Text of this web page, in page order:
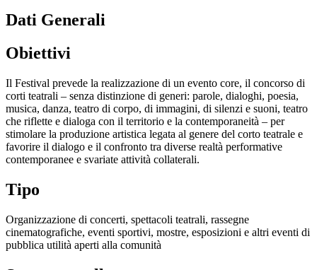
Dati Generali
Obiettivi
Il Festival prevede la realizzazione di un evento core, il concorso di
corti teatrali – senza distinzione di generi: parole, dialoghi, poesia,
musica, danza, teatro di corpo, di immagini, di silenzi e suoni, teatro
che riflette e dialoga con il territorio e la contemporaneità – per
stimolare la produzione artistica legata al genere del corto teatrale e
favorire il dialogo e il confronto tra diverse realtà performative
contemporanee e svariate attività collaterali.
Tipo
Organizzazione di concerti, spettacoli teatrali, rassegne
cinematografiche, eventi sportivi, mostre, esposizioni e altri eventi di
pubblica utilità aperti alla comunità